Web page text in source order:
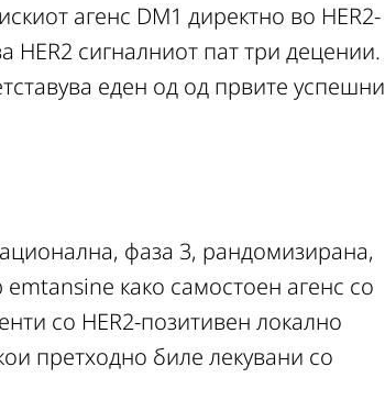
агенс DM1 директно во HER2-
HER2 сигналниот пат три децении.
еден од од првите успешни
фаза 3, рандомизирана,
како самостоен агенс со
со HER2-позитивен локално
претходно биле лекувани со